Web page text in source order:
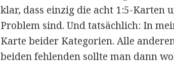
klar, dass einzig die acht 1:5-Karten
Problem sind. Und tatsächlich: In
Karte beider Kategorien. Alle
beiden fehlenden sollte man dann